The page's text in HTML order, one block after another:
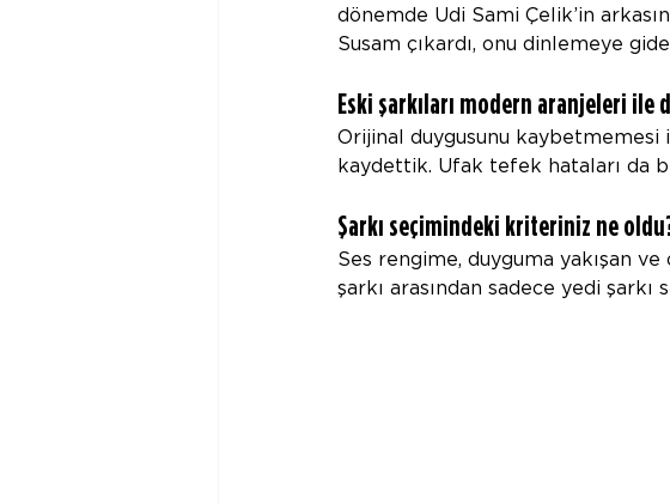
dönemde Udi Sami Çelik’in
Susam çıkardı, onu dinlemeye
Eski şarkıları modern aranjeleri ile
Orijinal duygusunu kaybetmemesi
kaydettik. Ufak tefek hataları da
Şarkı seçimindeki kriteriniz ne
Ses rengime, duyguma yakışan
şarkı arasından sadece yedi